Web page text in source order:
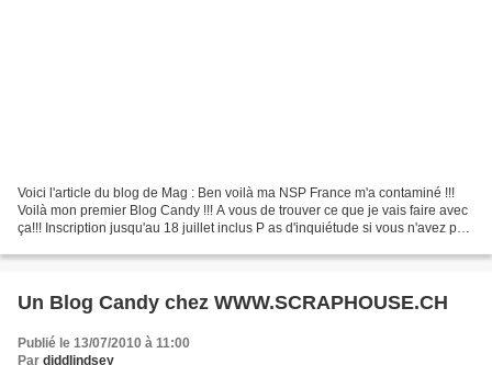
Voici l'article du blog de Mag : Ben voilà ma NSP France m'a contaminé !!!
Voilà mon premier Blog Candy !!! A vous de trouver ce que je vais faire avec
ça!!! Inscription jusqu'au 18 juillet inclus P as d'inquiétude si vous n'avez pas
Un Blog Candy chez WWW.SCRAPHOUSE.CH
Publié le 13/07/2010 à 11:00
Par diddlindsey